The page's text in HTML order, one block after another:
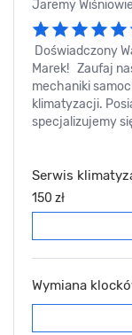
Jaremy
Doświadczony
Marek! Zaufaj
mechaniki
klimatyzacji.
specjalizujemy
Serwis
150 zł
Wymiana